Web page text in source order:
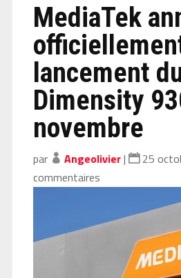
MediaTek
lancement
Dimensity
novembre
par Angeolivier| 25
commentaires